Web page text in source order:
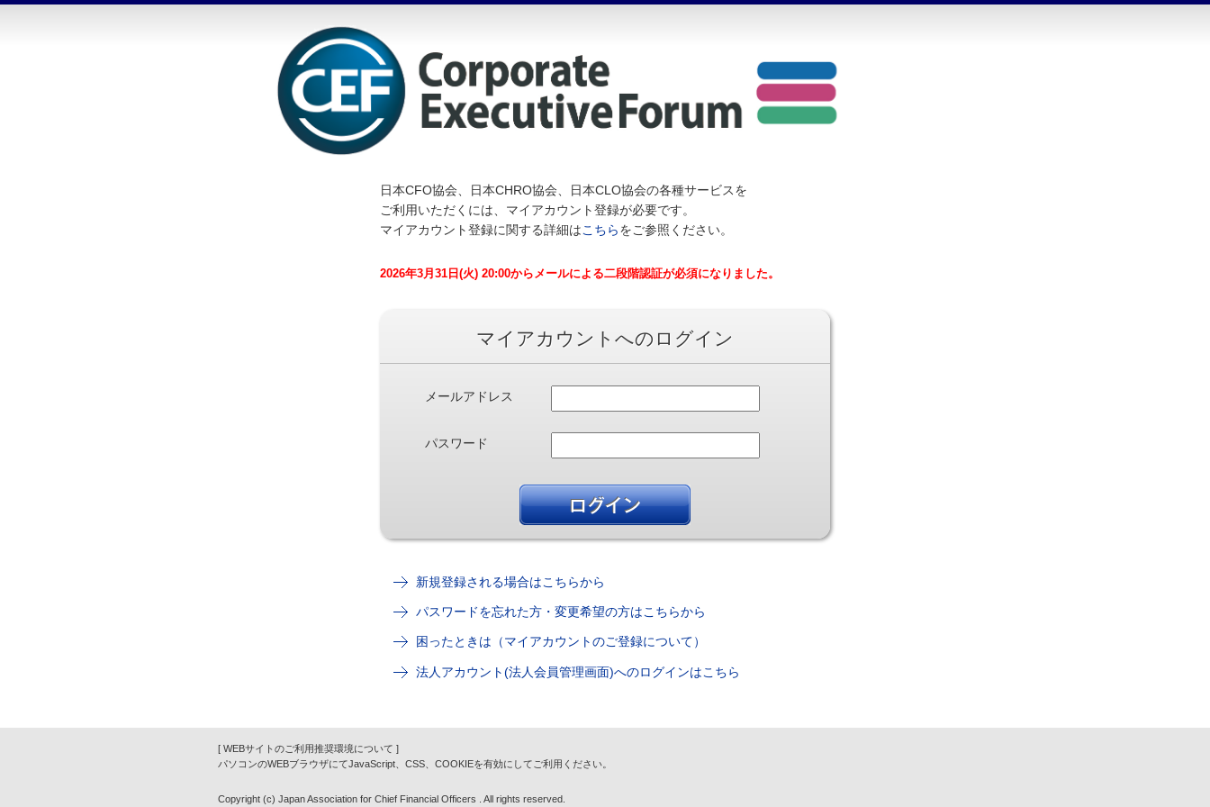
日本CFO協会、日本CHRO協会、日本CLO協会の各種サービスを
ご利用いただくには、マイアカウント登録が必要です。
マイアカウント登録に関する詳細はこちらをご参照ください。
2026年3月31日(火) 20:00からメールによる二段階認証が必須になりました。
マイアカウントへのログイン
メールアドレス
パスワード
新規登録される場合はこちらから
パスワードを忘れた方・変更希望の方はこちらから
困ったときは（マイアカウントのご登録について）
法人アカウント(法人会員管理画面)へのログインはこちら
[ WEBサイトのご利用推奨環境について ]
パソコンのWEBブラウザにてJavaScript、CSS、COOKIEを有効にしてご利用ください。
Copyright (c) Japan Association for Chief Financial Officers . All rights reserved.